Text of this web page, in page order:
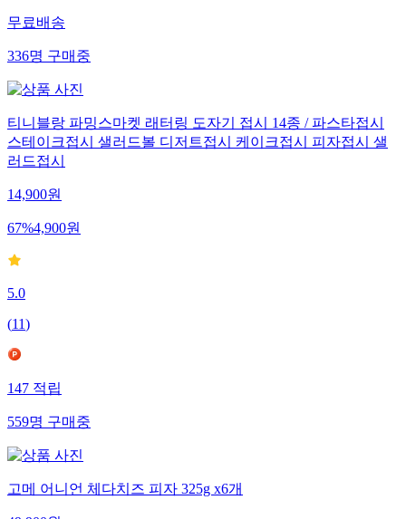
무료배송
336명구매중
티니블랑 파밍스마켓 래터링 도자기 접시 14종 / 파스타접시
스테이크접시 샐러드볼 디저트접시 케이크접시 피자접시 샐
러드접시
14,900원
67%4,900원
5.0
(11)
147적립
559명구매중
고메 어니언 체다치즈 피자 325g x6개